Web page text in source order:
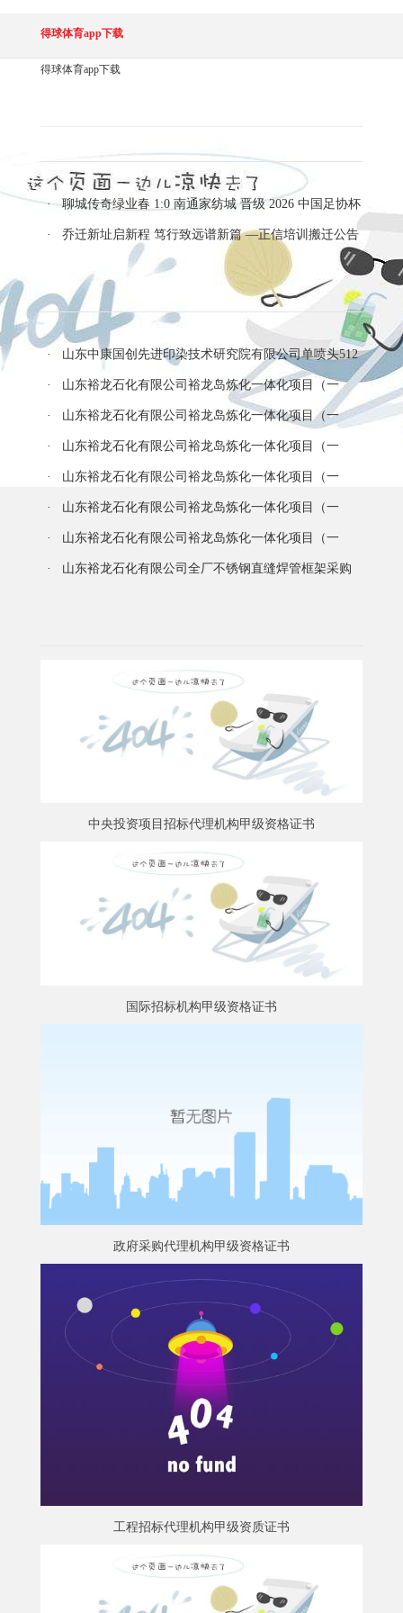
得球体育app下载
得球体育app下载
· 聊城传奇绿业春 1:0 南通家纺城 晋级 2026 中国足协杯
第二轮
· 乔迁新址启新程 笃行致远谱新篇 —正信培训搬迁公告
更多
· 山东中康国创先进印染技术研究院有限公司单喷头512
喷孔纺织专用高端压电喷墨打印头研发及产业化项目（第
五批）部分设备询价采购询价公告
· 山东裕龙石化有限公司裕龙岛炼化一体化项目（一
期）工艺阀门专项维修服务标段一 二次招标公告
· 山东裕龙石化有限公司裕龙岛炼化一体化项目（一
期）60 万吨/年 abs 装置硫酸镁溶液采购项目废标公告
· 山东裕龙石化有限公司裕龙岛炼化一体化项目（一
期）60万吨/年abs装置硫酸镁溶液采购项目（二次）招标公
告
· 山东裕龙石化有限公司裕龙岛炼化一体化项目（一
期）橡胶装置包装膜采购框架采购项目招标公告
· 山东裕龙石化有限公司裕龙岛炼化一体化项目（一
期）雷电防护装置年度定期检测服务采购项目招标公告
· 山东裕龙石化有限公司裕龙岛炼化一体化项目（一
期） 可拆板式换热器胶垫框架协议采购项目 （货 物）
· 山东裕龙石化有限公司全厂不锈钢直缝焊管框架采购
中央投资项目招标代理机构甲级资格证书
中央投资项目招标代理机构甲级资格证书
国际招标机构甲级资格证书
政府采购代理机构甲级资格证书
政府采购代理机构甲级资格证书
工程招标代理机构甲级资质证书
工程招标代理机构甲级资质证书